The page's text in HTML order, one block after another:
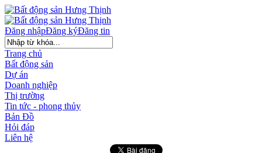
Đăng ký
Đăng nhập Đăng tin
Trang chủ
Bất động sản
Dự án
Doanh nghiệp
Thị trường
Tin tức - phong thủy
Bản Đồ
Hỏi đáp
Liên hệ